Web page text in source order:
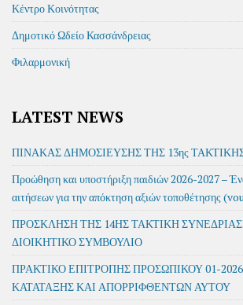
Κέντρο Κοινότητας
Δημοτικό Ωδείο Κασσάνδρειας
Φιλαρμονική
LATEST NEWS
ΠΙΝΑΚΑΣ ΔΗΜΟΣΙΕΥΣΗΣ ΤΗΣ 13ης
Προώθηση και υποστήριξη παιδιών 2026-2027 –
αιτήσεων για την απόκτηση αξιών τοποθέτησης
ΠΡΟΣΚΛΗΣΗ ΤΗΣ 14ΗΣ ΤΑΚΤΙΚΗ
ΔΙΟΙΚΗΤΙΚΟ ΣΥΜΒΟΥΛΙΟ
ΠΡΑΚΤΙΚΟ ΕΠΙΤΡΟΠΗΣ ΠΡΟΣΩΠΙΚΟΥ 01-
ΚΑΤΑΤΑΞΗΣ ΚΑΙ ΑΠΟΡΡΙΦΘΕΝΤΩΝ ΑΥΤΟΥ